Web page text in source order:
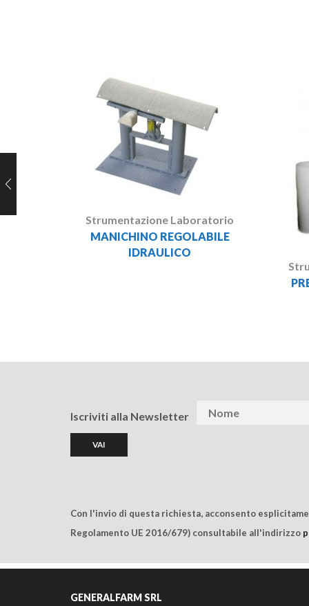
Strumentazione Laboratorio
MANICHINO REGOLABILE
IDRAULICO
Iscriviti alla Newsletter
Con l'invio di questa richiesta, acconsento
Regolamento UE 2016/679) consultabile all'indirizzo
GENERALFARM SRL